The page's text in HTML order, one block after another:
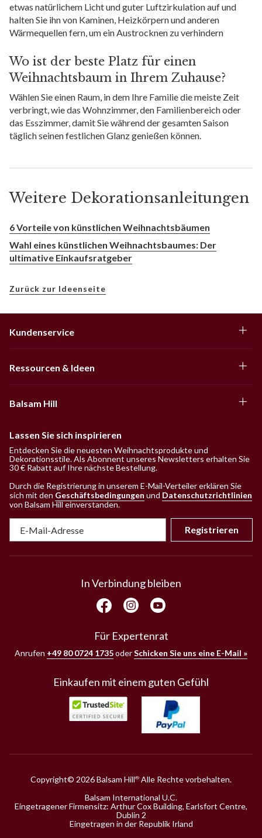
etwas natürlichem Licht und guter Luftzirkulation auf und
halten Sie ihn von Kaminen, Heizkörpern und anderen
Wärmequellen fern, um ein Austrocknen zu verhindern
Wo ist der beste Platz für einen
Weihnachtsbaum in Ihrem Zuhause?
Wählen Sie einen Raum, in dem Ihre Familie die meiste Zeit
verbringt, wie das Wohnzimmer, den Familienbereich oder
das Esszimmer, damit Sie während der gesamten Saison
täglich seinen festlichen Glanz genießen können.
Weitere Dekorationsanleitungen
6 Vorteile von künstlichen Weihnachtsbäumen
Wahl eines künstlichen Weihnachtsbaumes: Der
ultimative Einkaufsratgeber
Zurück zur Ideenseite
Kundenservice
Ressourcen & Ideen
Balsam Hill
Lassen Sie sich inspirieren
Entdecken Sie die neuesten Weihnachtsprodukte und
Dekorationsstile. Als Abonnent unseres Newsletters erhalten Sie
30 € Rabatt auf Ihre nächste Bestellung.
Durch die Registrierung in unserem E-Mail-Verteiler erklären Sie
sich mit den Geschäftsbedingungen und Datenschutzrichtlinien
von Balsam Hill einverstanden.
Registrieren
In Verbindung bleiben
Für Expertenrat
Anrufen +49 80 0724 1735oderSchicken Sie uns eine E-Mail »
Einkaufen mit einem guten Gefühl
Copyright© 2026 Balsam Hill® Alle Rechte vorbehalten.
Balsam International U.C.
Eingetragener Firmensitz: Arthur Cox Building, Earlsfort Centre,
Dublin 2
Eingetragen in der Republik Irland